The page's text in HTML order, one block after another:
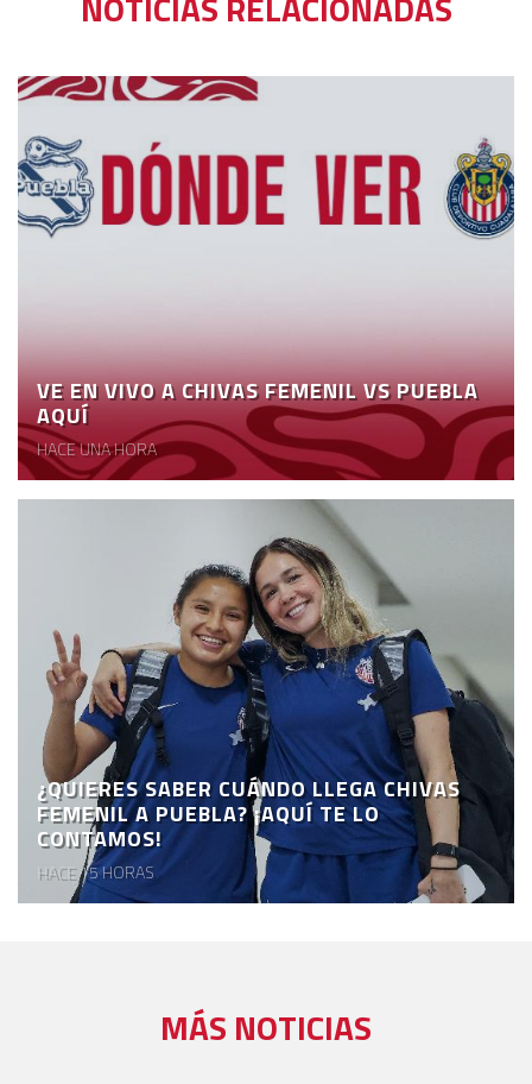
VE EN VIVO A CHIVAS FEMENIL VS PUEBLA
AQUÍ
HACE UNA HORA
¿QUIERES SABER CUÁNDO LLEGA CHIVAS
FEMENIL A PUEBLA? ¡AQUÍ TE LO
CONTAMOS!
HACE 15 HORAS
MÁS NOTICIAS